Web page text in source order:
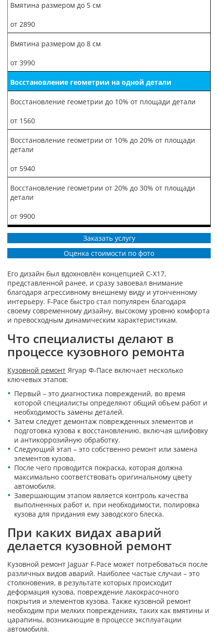
Вмятина размером до 5 см
от 2890
Вмятина размером до 8 см
от 3990
Восстановление геометрии на одной детали
Восстановление геометрии до 10% от площади детали
от 1560
Восстановление геометрии от 10% до 20% от площади
детали
от 5940
Восстановление геометрии от 20% до 30% от площади
детали
от 9900
Заказать услугу
Оценка стоимости по фото
Его дизайн был вдохновлён концепцией C-X17,
представленной ранее, и сразу завоевал внимание
благодаря агрессивному внешнему виду и утонченному
интерьеру. F-Pace быстро стал популярен благодаря
своему современному дизайну, высокому уровню комфорта
и превосходным динамическим характеристикам.
Что специалисты делают в
процессе кузовного ремонта
Кузовной ремонт Ягуар Ф-Пасе включает несколько
ключевых этапов:
Первый – это диагностика повреждений, во время
которой специалисты определяют общий объем работ и
необходимость замены деталей.
Затем следует демонтаж поврежденных элементов и
подготовка кузова к восстановлению, включая шлифовку
и антикоррозийную обработку.
Следующий этап – это собственно ремонт или замена
элементов кузова.
После чего проводится покраска, которая должна
максимально соответствовать оригинальному цвету
автомобиля.
Завершающим этапом является контроль качества
выполненных работ и, при необходимости, полировка
кузова для придания ему заводского блеска.
При каких видах аварий
делается кузовной ремонт
Кузовной ремонт Jaguar F-Pace может потребоваться после
различных видов аварий. Наиболее частые случаи – это
столкновения, в результате которых происходит
деформация кузова, повреждение лакокрасочного
покрытия и элементов кузова. Также кузовной ремонт
необходим при мелких повреждениях, таких как вмятины и
царапины, возникающие в процессе эксплуатации
автомобиля.